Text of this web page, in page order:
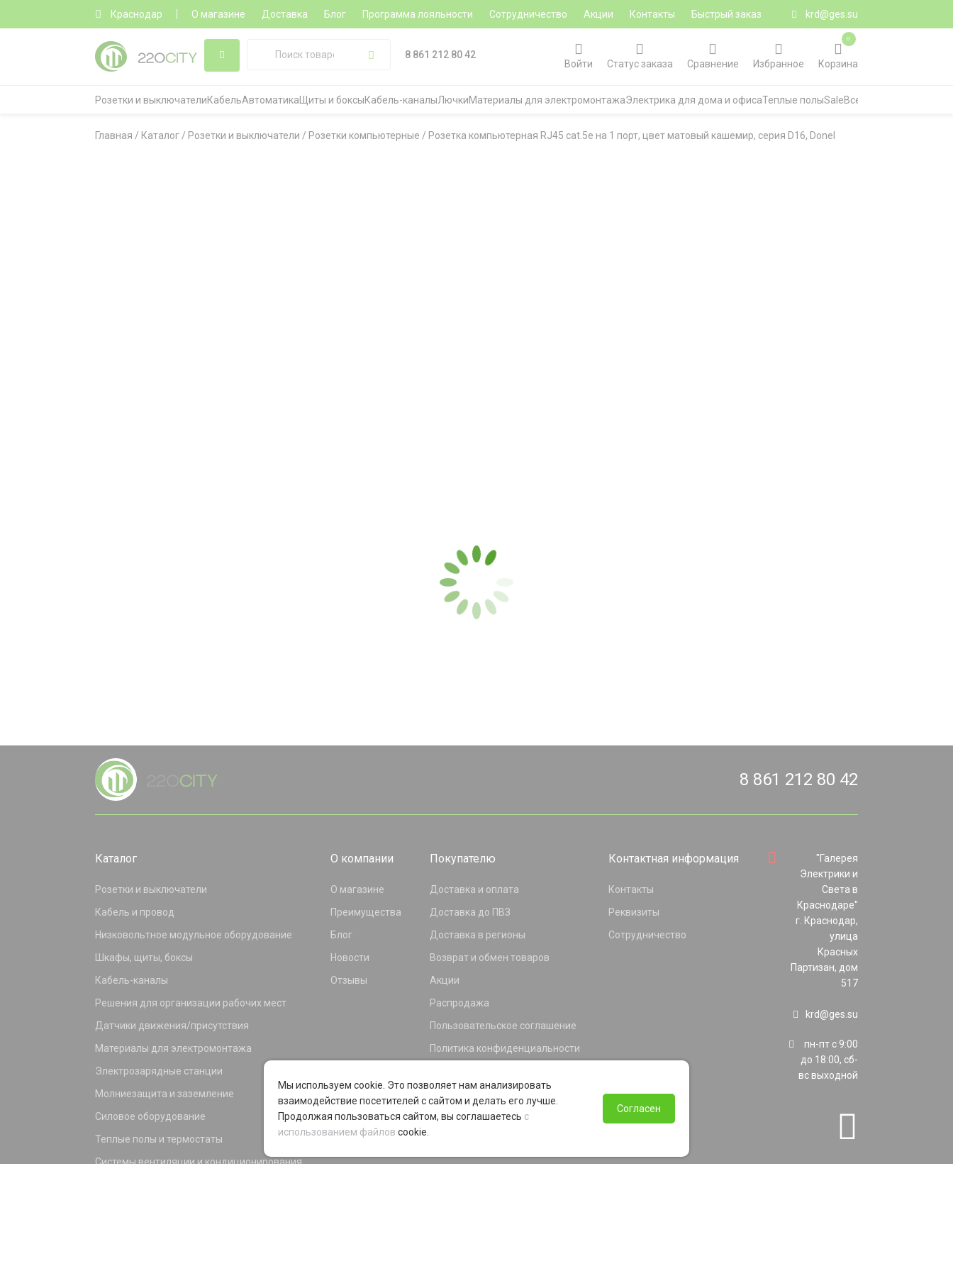
Краснодар О магазине Доставка Блог Программа лояльности Сотрудничество Акции Контакты Быстрый заказ krd@ges.su
8 861 212 80 42
Войти
Статус заказа Сравнение Избранное Корзина
0
Розетки и выключателиКабельАвтоматика Щиты и боксыКабель-каналыЛючкиМатериалы для электромонтажаЭлектрика для дома и офисаТеплые полыSaleВсе категории
Главная / Каталог / Розетки и выключатели / Розетки компьютерные / Розетка компьютерная RJ45 cat.5e на 1 порт, цвет матовый кашемир, серия D16, Donel
8 861 212 80 42
Каталог
Розетки и выключатели
Кабель и провод
Низковольтное модульное оборудование
Шкафы, щиты, боксы
Кабель-каналы
Решения для организации рабочих мест
Датчики движения/присутствия
Материалы для электромонтажа
Электрозарядные станции
Молниезащита и заземление
Силовое оборудование
Теплые полы и термостаты
Системы вентиляции и кондиционирования
О компании
О магазине
Преимущества
Блог
Новости
Отзывы
Покупателю
Доставка и оплата
Доставка до ПВЗ
Доставка в регионы
Возврат и обмен товаров
Акции
Распродажа
Пользовательское соглашение
Политика конфиденциальности
Программа лояльности
Контактная информация
Контакты
Реквизиты
Сотрудничество
"Галерея
Электрики и
Света в
Краснодаре"
г. Краснодар,
улица
Красных
Партизан, дом
517
krd@ges.su
пн-пт с 9:00
до 18:00, сб-
вс выходной
Мы используем cookie. Это позволяет нам анализировать
взаимодействие посетителей с сайтом и делать его лучше.
Продолжая пользоваться сайтом, вы соглашаетесь с
использованием файлов cookie.
Согласен